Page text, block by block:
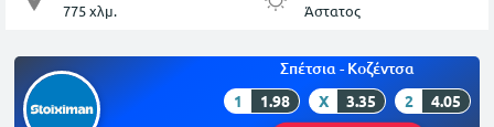
775 χλμ.
Άστατος
Σπέτσια - Κοζέντσα
1 1.98 X 3.35 2 4.05